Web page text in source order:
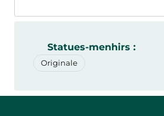
Statues-menhirs :
Originale